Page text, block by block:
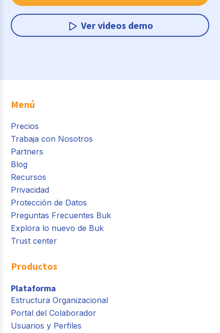
Ver videos demo
Menú
Precios
Trabaja con Nosotros
Partners
Blog
Recursos
Privacidad
Protección de Datos
Preguntas Frecuentes Buk
Explora lo nuevo de Buk
Trust center
Productos
Plataforma
Estructura Organizacional
Portal del Colaborador
Usuarios y Perfiles